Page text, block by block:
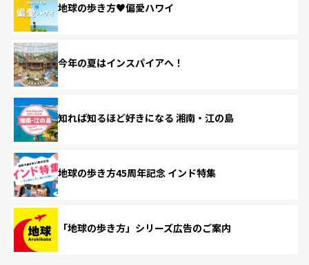
地球の歩き方♥偏愛ハワイ
今年の夏はインスパイアへ！
知れば知るほど好きになる 湘南・江の島
地球の歩き方45周年記念 インド特集
「地球の歩き方」シリーズ広告のご案内